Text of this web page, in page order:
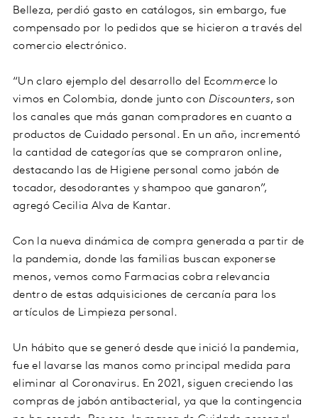
Belleza, perdió gasto en catálogos, sin embargo, fue
compensado por lo pedidos que se hicieron a través del
comercio electrónico.
“Un claro ejemplo del desarrollo del Ecommercelo
vimos en Colombia, donde junto con Discounters, son
los canales que más ganan compradores en cuanto a
productos de Cuidado personal. En un año, incrementó
la cantidad de categorías que se compraron online,
destacando las de Higiene personal como jabón de
tocador, desodorantes y shampoo que ganaron”,
agregó Cecilia Alva de Kantar.
Con la nueva dinámica de compra generada a partir de
la pandemia, donde las familias buscan exponerse
menos, vemos como Farmacias cobra relevancia
dentro de estas adquisiciones de cercanía para los
artículos de Limpieza personal.
Un hábito que se generó desde que inició la pandemia,
fue el lavarse las manos como principal medida para
eliminar al Coronavirus. En 2021, siguen creciendo las
compras de jabón antibacterial, ya que la contingencia